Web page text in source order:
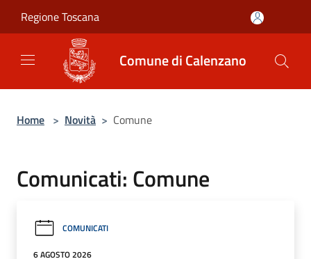
Regione Toscana
Comune di Calenzano
Home > Novità > Comune
Comunicati: Comune
COMUNICATI
6 AGOSTO 2026